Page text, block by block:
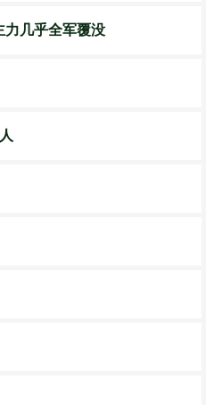
力几乎全军覆没